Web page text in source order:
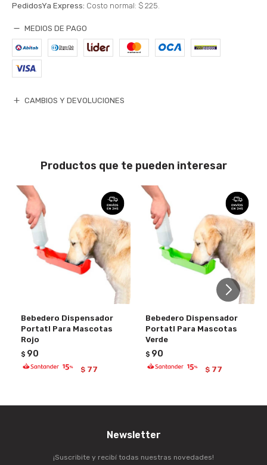
PedidosYa Express: Costo normal: $ 225.
MEDIOS DE PAGO
CAMBIOS Y DEVOLUCIONES
Productos que te pueden interesar
Bebedero Dispensador
Portatl Para Mascotas
Rojo
$ 90
$ 77
Bebedero Dispensador
Portatl Para Mascotas
Verde
$ 90
$ 77
Newsletter
¡Suscribite y recibí todas nuestras novedades!